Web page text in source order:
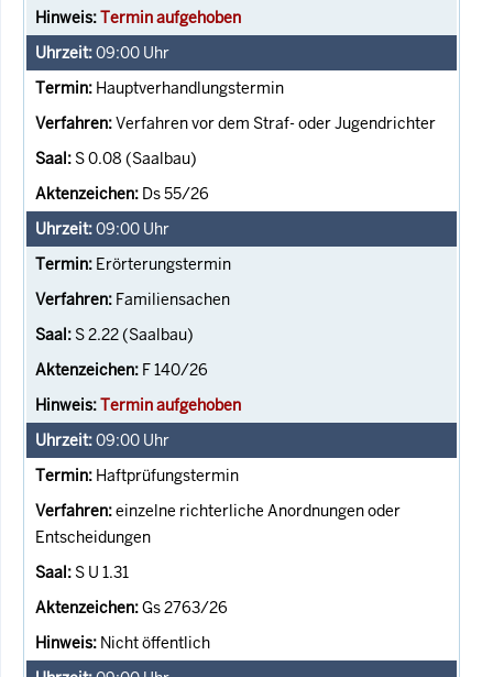
Termin aufgehoben
09:00 Uhr
Hauptverhandlungstermin
Verfahren vor dem Straf- oder Jugendrichter
S 0.08 (Saalbau)
Ds 55/26
09:00 Uhr
Erörterungstermin
Familiensachen
S 2.22 (Saalbau)
F 140/26
Termin aufgehoben
09:00 Uhr
Haftprüfungstermin
einzelne richterliche Anordnungen oder
Entscheidungen
S U 1.31
Gs 2763/26
Nicht öffentlich